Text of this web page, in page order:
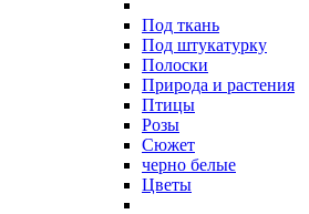
Под ткань
Под штукатурку
Полоски
Природа и растения
Птицы
Розы
Сюжет
черно белые
Цветы